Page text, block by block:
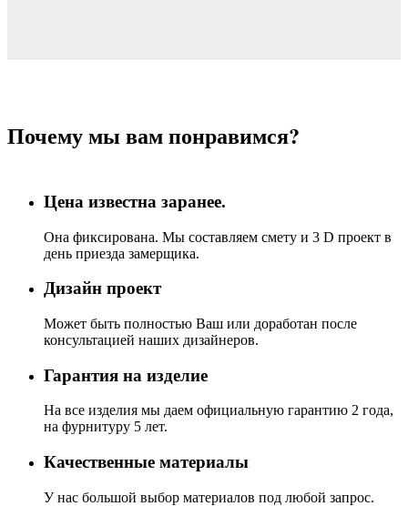
Почему мы вам понравимся?
Цена известна заранее.
Она фиксирована. Мы составляем смету и 3 D проект в
день приезда замерщика.
Дизайн проект
Может быть полностью Ваш или доработан после
консультацией наших дизайнеров.
Гарантия на изделие
На все изделия мы даем официальную гарантию 2 года,
на фурнитуру 5 лет.
Качественные материалы
У нас большой выбор материалов под любой запрос.